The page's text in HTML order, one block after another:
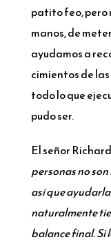
patito feo, pero
manos, de
ayudamos a
cimientos de
todo lo que
pudo ser.
El señor
personas no
así que
naturalmente
balance final. Si